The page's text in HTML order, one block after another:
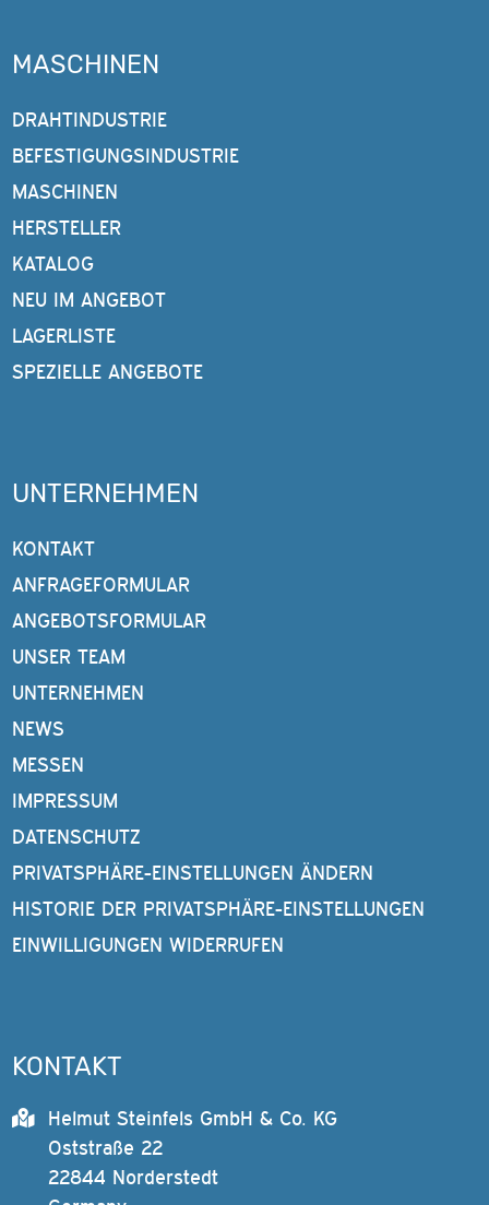
MASCHINEN
DRAHTINDUSTRIE
BEFESTIGUNGSINDUSTRIE
MASCHINEN
HERSTELLER
KATALOG
NEU IM ANGEBOT
LAGERLISTE
SPEZIELLE ANGEBOTE
UNTERNEHMEN
KONTAKT
ANFRAGEFORMULAR
ANGEBOTSFORMULAR
UNSER TEAM
UNTERNEHMEN
NEWS
MESSEN
IMPRESSUM
DATENSCHUTZ
PRIVATSPHÄRE-EINSTELLUNGEN ÄNDERN
HISTORIE DER PRIVATSPHÄRE-EINSTELLUNGEN
EINWILLIGUNGEN WIDERRUFEN
KONTAKT
Helmut Steinfels GmbH & Co. KG
Oststraße 22
22844 Norderstedt